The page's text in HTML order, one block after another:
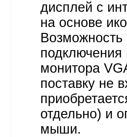
дисплей с
на основе
Возможность
подключения
монитора
поставку не
отдельно) и
мыши.